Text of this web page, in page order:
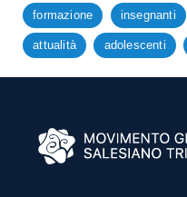
formazione insegnanti
attualità adolescenti